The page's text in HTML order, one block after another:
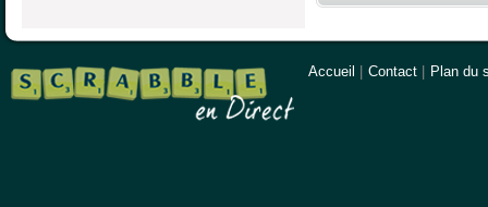
Accueil Contact Plan du